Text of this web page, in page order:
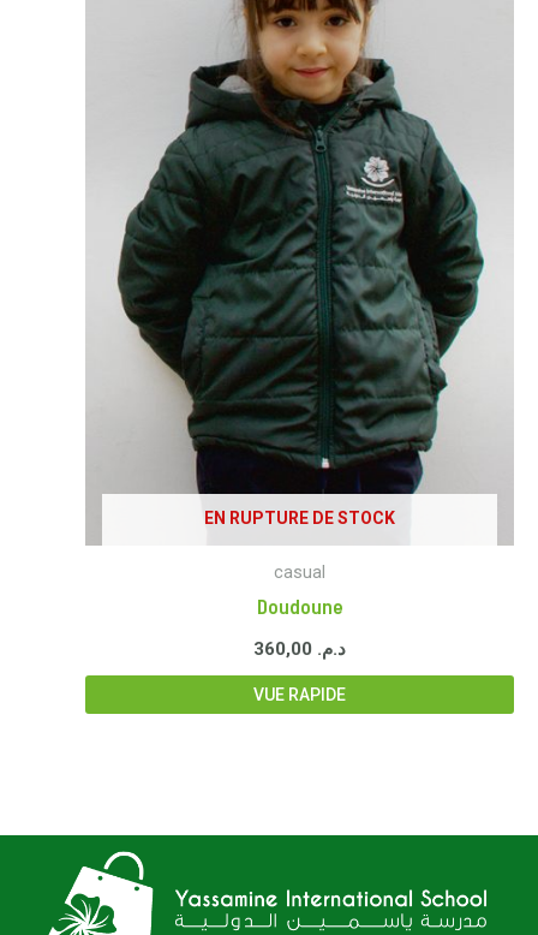
EN RUPTURE DE STOCK
casual
Doudoune
د.م.
VUE RAPIDE